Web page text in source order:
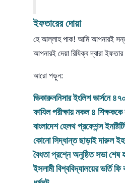
ইফতারের দোয়া
হে আল্লাহ পাক! আমি আপনারই
আপনারই দেয়া রিযিক্ব দ্বারা
আরো পড়ুন:
ভিকারুননিসার ইংলিশ ভার্সনে ৪৭০
ফাযিল পরীক্ষায় নকল ৪ শিক্ষককে
বাংলাদেশ হেলথ প্রফেশন্স
কোনো সিদ্ধান্ত ছাড়াই দারুল
বৈধতা প্রশ্নে অনুষ্ঠিত সভা শেষ
ইসলামীবিশ্ববিদ্যালয়ের ভর্তি ফি